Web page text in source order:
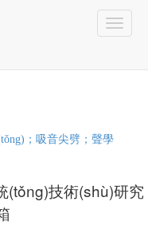
；吸音尖劈；聲學
(tǒng)技術(shù)研究